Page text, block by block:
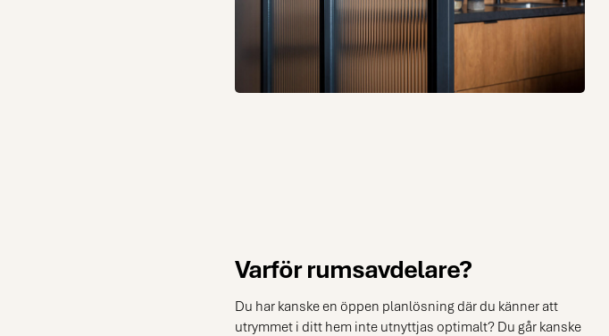
Varför rumsavdelare?
Du har kanske en öppen planlösning där du känner att
utrymmet i ditt hem inte utnyttjas optimalt? Du går kanske